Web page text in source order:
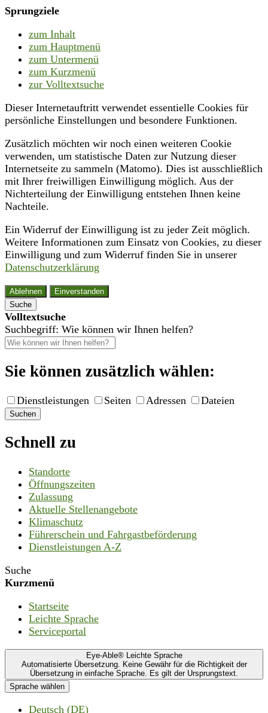
Sprungziele
zum Inhalt
zum Hauptmenü
zum Untermenü
zum Kurzmenü
zur Volltextsuche
Dieser Internetauftritt verwendet essentielle Cookies für
persönliche Einstellungen und besondere Funktionen.
Zusätzlich möchten wir noch einen weiteren Cookie
verwenden, um statistische Daten zur Nutzung dieser
Internetseite zu sammeln (Matomo). Dies ist ausschließlich
mit Ihrer freiwilligen Einwilligung möglich. Aus der
Nichterteilung der Einwilligung entstehen Ihnen keine
Nachteile.
Ein Widerruf der Einwilligung ist zu jeder Zeit möglich.
Weitere Informationen zum Einsatz von Cookies, zu dieser
Einwilligung und zum Widerruf finden Sie in unserer
Datenschutzerklärung
Ablehnen
Einverstanden
Suche
Volltextsuche
Suchbegriff: Wie können wir Ihnen helfen?
Sie können zusätzlich wählen:
Dienstleistungen Seiten Adressen Dateien
Suchen
Schnell zu
Standorte
Öffnungszeiten
Zulassung
Aktuelle Stellenangebote
Klimaschutz
Führerschein und Fahrgastbeförderung
Dienstleistungen A-Z
Suche
Kurzmenü
Startseite
Leichte Sprache
Serviceportal
Eye-Able® Leichte Sprache
Automatisierte Übersetzung. Keine Gewähr für die Richtigkeit der
Übersetzung in einfache Sprache. Es gilt der Ursprungstext.
Sprache wählen
Deutsch (DE)